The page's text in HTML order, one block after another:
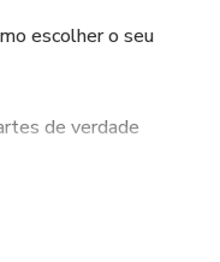
escolher o seu
de verdade
boas práticas pra se